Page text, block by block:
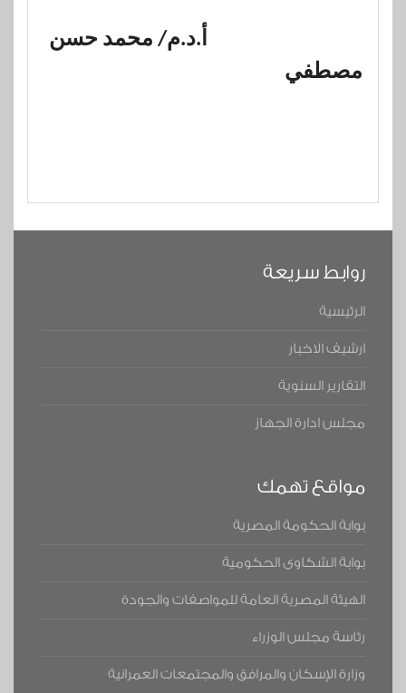
أ.د.م/ محمد حسن
مصطفي
روابط سريعة
الرئيسية
ارشيف الاخبار
التقارير السنوية
مجلس ادارة الجهاز
مواقع تهمك
بوابة الحكومة المصرية
بوابة الشكاوى الحكومية
الهيئة المصرية العامة للمواصفات والجودة
رئاسة مجلس الوزراء
وزارة الإسكان والمرافق والمجتمعات العمرانية